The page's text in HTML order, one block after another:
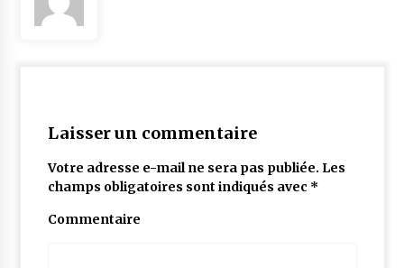
Laisser un commentaire
Votre adresse e-mail ne sera pas publiée. Les
champs obligatoires sont indiqués avec *
Commentaire